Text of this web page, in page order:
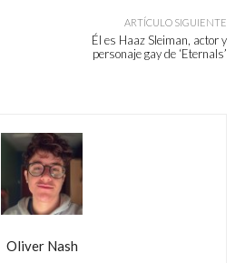
ARTÍCULO SIGUIENTE
Él es Haaz Sleiman, actor y
personaje gay de ‘Eternals’
Oliver Nash